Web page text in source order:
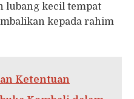
lubang kecil tempat
kepada rahim
Ketentuan